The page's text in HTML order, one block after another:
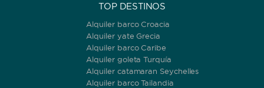
TOP DESTINOS
Alquiler barco Croacia
Alquiler yate Grecia
Alquiler barco Caribe
Alquiler goleta Turquía
Alquiler catamaran Seychelles
Alquiler barco Tailandia